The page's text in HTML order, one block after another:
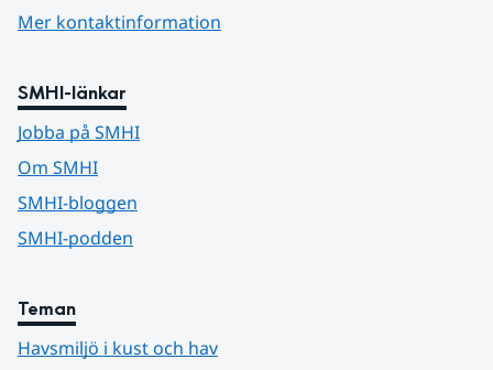
Mer kontaktinformation
SMHI-länkar
Jobba på SMHI
Om SMHI
SMHI-bloggen
SMHI-podden
Teman
Havsmiljö i kust och hav